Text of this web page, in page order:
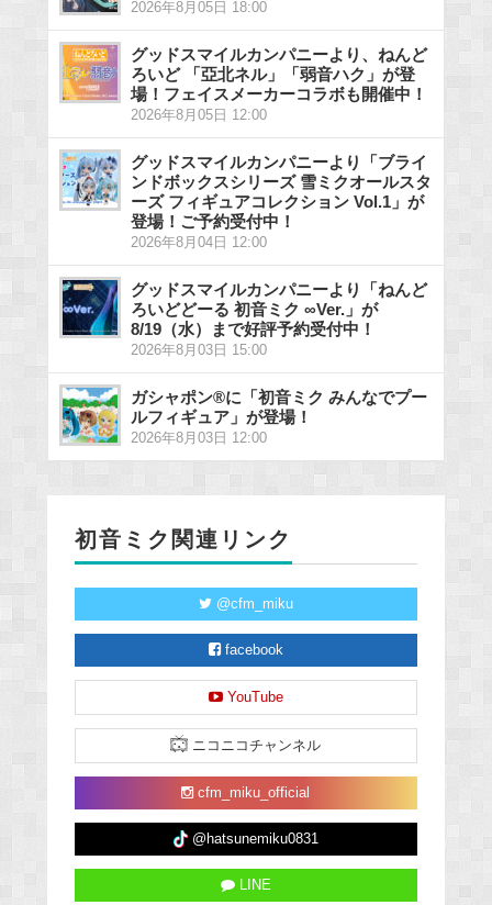
2026年8月05日 18:00
グッドスマイルカンパニーより、ねんど
ろいど 「亞北ネル」「弱音ハク」が登
場！フェイスメーカーコラボも開催中！
2026年8月05日 12:00
グッドスマイルカンパニーより「ブライ
ンドボックスシリーズ 雪ミクオールスタ
ーズ フィギュアコレクション Vol.1」が
登場！ご予約受付中！
2026年8月04日 12:00
グッドスマイルカンパニーより「ねんど
ろいどどーる 初音ミク ∞Ver.」が
8/19（水）まで好評予約受付中！
2026年8月03日 15:00
ガシャポン®に「初音ミク みんなでプー
ルフィギュア」が登場！
2026年8月03日 12:00
初音ミク関連リンク
@cfm_miku
facebook
YouTube
ニコニコチャンネル
cfm_miku_official
@hatsunemiku0831
LINE